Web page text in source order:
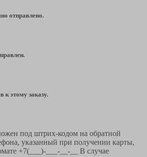
отправлено.
к этому заказу.
под штрих-кодом на обратной
указанный при получении карты,
+7(___)-___-__-__ В случае